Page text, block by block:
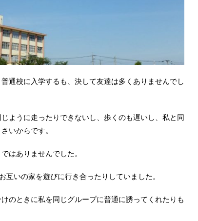
通校に入学するも、決して友達は多くありませんでし
ように走ったりできないし、歩くのも遅いし、私と同
いからです。
はありませんでした。
互いの家を遊びに行き合ったりしていました。
のときに私を同じグループに普通に誘ってくれたりも